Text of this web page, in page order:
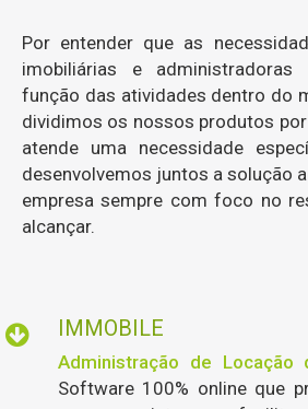
Por entender que as
imobiliárias e
função das atividades dentro do
dividimos os nossos produtos
atende uma necessidade
desenvolvemos juntos a solução
empresa sempre com foco no
alcançar.
IMMOBILE
Administração de Locação
Software 100% online que